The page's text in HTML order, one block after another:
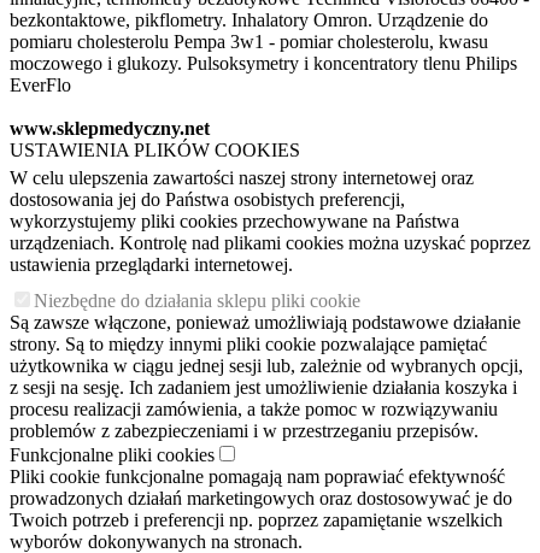
bezkontaktowe, pikflometry. Inhalatory Omron. Urządzenie do
pomiaru cholesterolu Pempa 3w1 - pomiar cholesterolu, kwasu
moczowego i glukozy. Pulsoksymetry i koncentratory tlenu Philips
EverFlo
www.sklepmedyczny.net
USTAWIENIA PLIKÓW COOKIES
W celu ulepszenia zawartości naszej strony internetowej oraz
dostosowania jej do Państwa osobistych preferencji,
wykorzystujemy pliki cookies przechowywane na Państwa
urządzeniach. Kontrolę nad plikami cookies można uzyskać poprzez
ustawienia przeglądarki internetowej.
Niezbędne do działania sklepu pliki cookie
Są zawsze włączone, ponieważ umożliwiają podstawowe działanie
strony. Są to między innymi pliki cookie pozwalające pamiętać
użytkownika w ciągu jednej sesji lub, zależnie od wybranych opcji,
z sesji na sesję. Ich zadaniem jest umożliwienie działania koszyka i
procesu realizacji zamówienia, a także pomoc w rozwiązywaniu
problemów z zabezpieczeniami i w przestrzeganiu przepisów.
Funkcjonalne pliki cookies
Pliki cookie funkcjonalne pomagają nam poprawiać efektywność
prowadzonych działań marketingowych oraz dostosowywać je do
Twoich potrzeb i preferencji np. poprzez zapamiętanie wszelkich
wyborów dokonywanych na stronach.